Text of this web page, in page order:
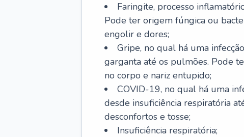
Faringite, processo
Pode ter origem fúngica ou
engolir e dores;
Gripe, no qual há uma
garganta até os pulmões. Pode
no corpo e nariz entupido;
COVID-19, no qual há uma
desde insuficiência respiratória
desconfortos e tosse;
Insuficiência respiratória;